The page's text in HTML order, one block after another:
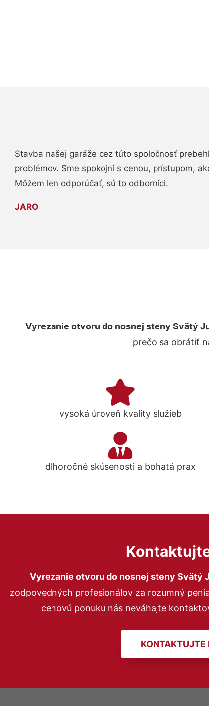
Stavba našej garáže cez túto spoločnosť
problémov. Sme spokojní s cenou, prístupom,
Môžem len odporúčať, sú to odborníci.
JARO
Vyrezanie otvoru do nosnej steny Svätý
prečo sa obrátiť
vysoká úroveň kvality služieb
dlhoročné skúsenosti a bohatá prax
Vyrezanie otvoru do nosnej steny Svätý
zodpovedných profesionálov za rozumný
cenovú ponuku nás neváhajte
KONTAKTUJTE